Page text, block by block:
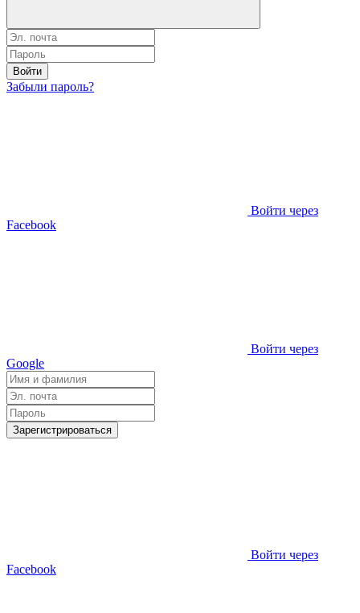
Войти
Забыли пароль?
Войти через
Facebook
Войти через
Google
Зарегистрироваться
Войти через
Facebook